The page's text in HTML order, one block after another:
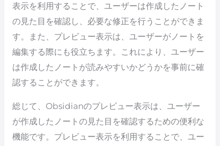
表示を利用することで、ユーザーは作成したノート
の見た目を確認し、必要な修正を行うことができま
す。また、プレビュー表示は、ユーザーがノートを
編集する際にも役立ちます。これにより、ユーザー
は作成したノートが読みやすいかどうかを事前に確
認することができます。
総じて、Obsidianのプレビュー表示は、ユーザー
が作成したノートの見た目を確認するための便利な
機能です。プレビュー表示を利用することで、ユー